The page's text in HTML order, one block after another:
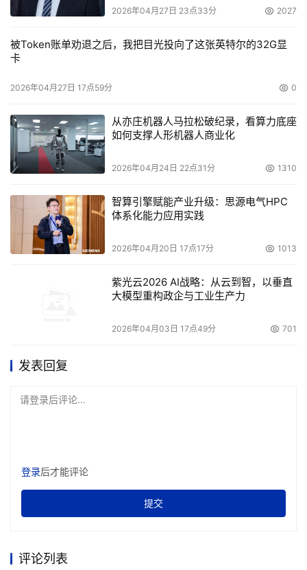
2026年04月27日 23点33分 2027
被Token账单劝退之后，我把目光投向了这张英特尔的32G显
卡
2026年04月27日 17点59分 0
从亦庄机器人马拉松破纪录，看算力底座
如何支撑人形机器人商业化
2026年04月24日 22点31分 1310
智算引擎赋能产业升级：思源电气HPC
体系化能力应用实践
2026年04月20日 17点17分 1013
紫光云2026 AI战略：从云到智，以垂直
大模型重构政企与工业生产力
2026年04月03日 17点49分 701
发表回复
请登录后评论...
登录后才能评论
提交
评论列表